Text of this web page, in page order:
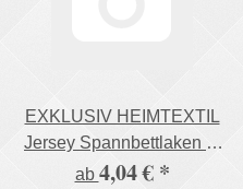
EXKLUSIV HEIMTEXTIL
Jersey Spannbettlaken in
vielen Farben 100%
ab 4,04 € *